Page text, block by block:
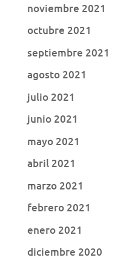
noviembre 2021
octubre 2021
septiembre 2021
agosto 2021
julio 2021
junio 2021
mayo 2021
abril 2021
marzo 2021
febrero 2021
enero 2021
diciembre 2020